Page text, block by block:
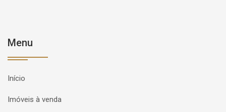
Menu
Início
Imóveis à venda